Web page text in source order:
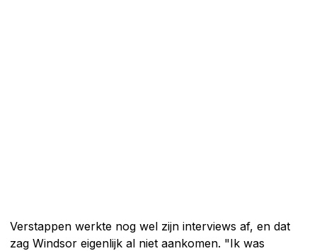
Verstappen werkte nog wel zijn interviews af, en dat
zag Windsor eigenlijk al niet aankomen. "Ik was